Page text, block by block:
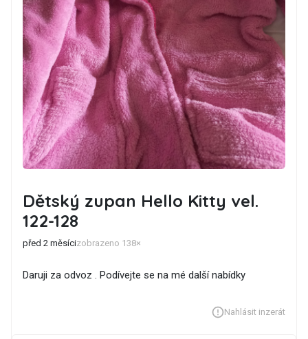
Dětský zupan Hello Kitty vel.
122-128
před 2 měsícizobrazeno 138×
Daruji za odvoz . Podívejte se na mé další nabídky
Nahlásit inzerát